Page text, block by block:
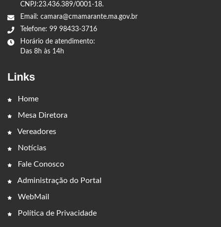
CNPJ:23.436.389/0001-18.
Email: camara@cmamarante.ma.gov.br
Telefone: 99 98433-3716
Horário de atendimento:
Das 8h às 14h
Links
Home
Mesa Diretora
Vereadores
Notícias
Fale Conosco
Administração do Portal
WebMail
Política de Privacidade